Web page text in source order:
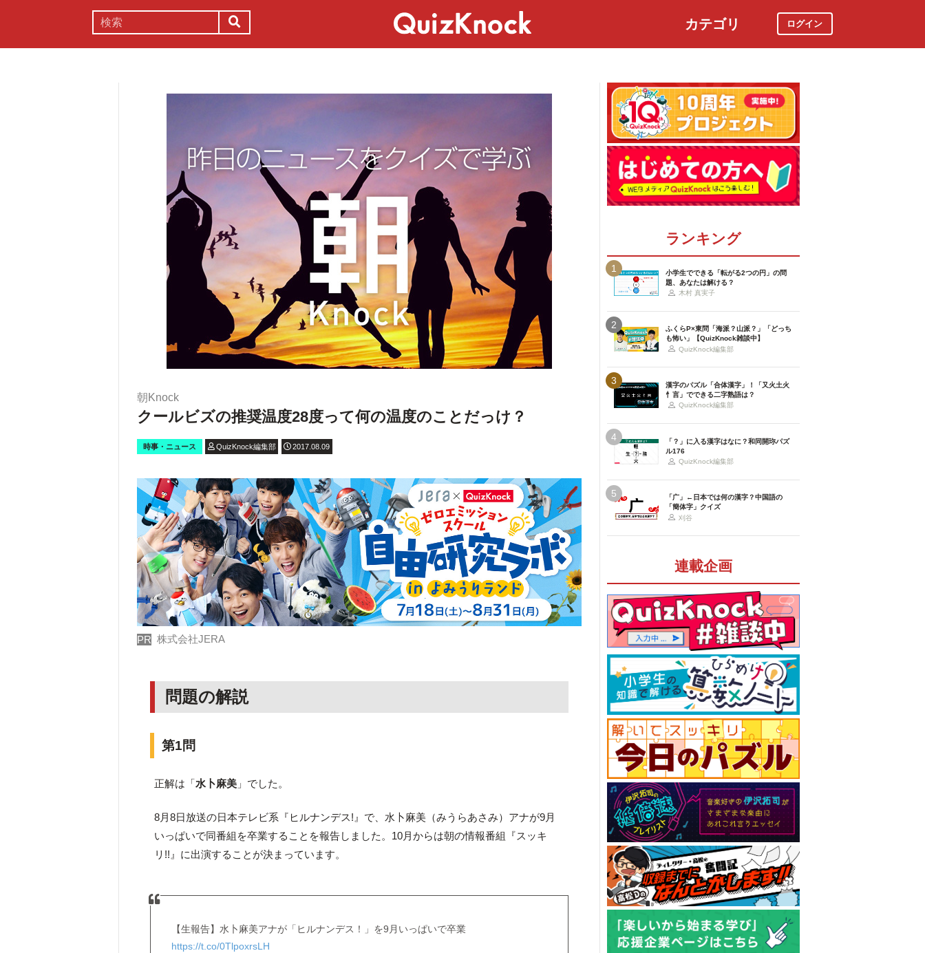
カテゴリ ログイン
朝Knock
クールビズの推奨温度28度って何の温度のことだっけ？
時事・ニュース QuizKnock編集部 2017.08.09
PR 株式会社JERA
問題の解説
第1問
正解は「水卜麻美 」でした。
8月8日放送の日本テレビ系『ヒルナンデス!』で、水卜麻美（みうらあさみ）アナが9月
いっぱいで同番組を卒業することを報告しました。10月からは朝の情報番組『スッキ
リ!!』に出演することが決まっています。
【生報告】水卜麻美アナが「ヒルナンデス！」を9月いっぱいで卒業
https://t.co/0TlpoxrsLH
ランキング
1
小学生でできる「転がる2つの円」の問
題、あなたは解ける？
木村 真実子
2
ふくらP×東問「海派？山派？」「どっち
も怖い」【QuizKnock雑談中】
QuizKnock編集部
3
漢字のパズル「合体漢字」！「又火土火
忄言」でできる二字熟語は？
QuizKnock編集部
4
「？」に入る漢字はなに？和同開珎パズ
ル176
QuizKnock編集部
5
「广」←日本では何の漢字？中国語の
「簡体字」クイズ
刈谷
連載企画